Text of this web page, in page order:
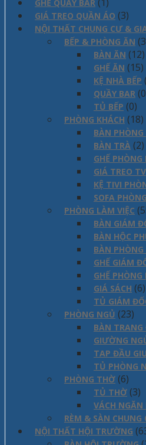
GHẾ QUẦY BAR
GIÁ TREO QUẦN ÁO (3)
NỘI THẤT CHUNG CƯ &
BẾP & PHÒNG ĂN
BÀN ĂN (12)
GHẾ ĂN (15)
KỆ NHÀ BẾP
QUẦY BAR
TỦ BẾP (0)
PHÒNG KHÁCH (18)
BÀN PHÒNG
BÀN TRÀ (2)
GHẾ PHÒNG
GIÁ TREO TV
KỆ TIVI
SOFA
PHÒNG LÀM VIỆC
BÀN GIÁM
BÀN HỘC
BÀN PHÒNG
GHẾ GIÁM
GHẾ PHÒNG
GIÁ SÁCH (6)
TỦ GIÁM
PHÒNG NGỦ (23)
BÀN TRANG
GIƯỜNG
TAP ĐẦU
TỦ PHÒNG
PHÒNG THỜ (6)
TỦ THỜ (3)
VÁCH
RÈM & SÀN
NỘI THẤT HỘI TRƯỜNG